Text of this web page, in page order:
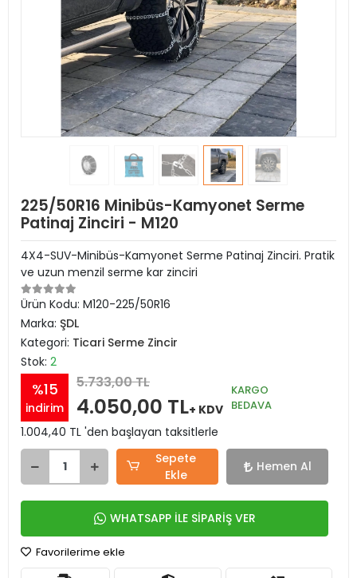
225/50R16 Minibüs-Kamyonet Serme
Patinaj Zinciri - M120
4X4-SUV-Minibüs-Kamyonet Serme Patinaj Zinciri. Pratik
ve uzun menzil serme kar zinciri
Ürün Kodu: M120-225/50R16
Marka: ŞDL
Kategori: Ticari Serme Zincir
Stok: 2
%15
indirim
5.733,00 TL
4.050,00 TL+ KDV
KARGO
BEDAVA
1.004,40 TL 'den başlayan taksitlerle
Sepete
Ekle
Hemen Al
WHATSAPP İLE SİPARİŞ VER
Favorilerime ekle